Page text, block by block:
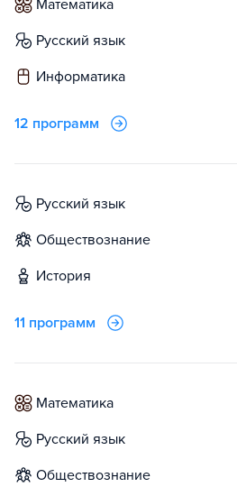
математика
русский язык
информатика
12 программ
русский язык
обществознание
история
11 программ
математика
русский язык
обществознание